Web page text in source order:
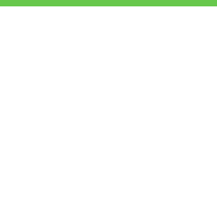
INFORMACJE